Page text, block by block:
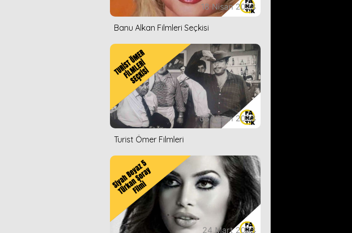
18 Nisan 2023
Banu Alkan Filmleri Seçkisi
05 Nisan 2023
Turist Ömer Filmleri
24 Mart 2023